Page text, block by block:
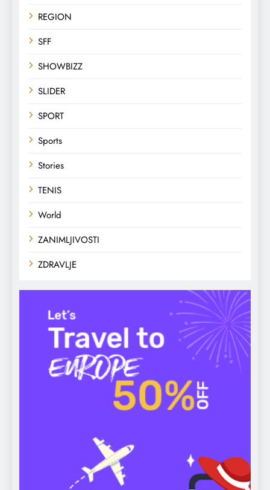
REGION
SFF
SHOWBIZZ
SLIDER
SPORT
Sports
Stories
TENIS
World
ZANIMLJIVOSTI
ZDRAVLJE